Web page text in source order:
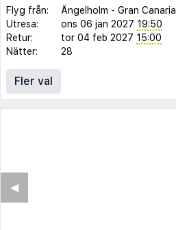
Flyg från: Ängelholm - Gran Canaria
Utresa:
ons 06 jan 2027 19:50
Retur:
tor 04 feb 2027 15:00
Nätter:
28
Fler val
◀︎